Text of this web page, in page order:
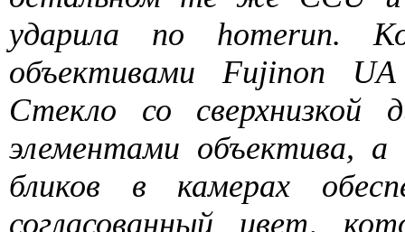
ударила по homerun.
объективами Fujinon
Стекло со сверхнизкой
элементами объектива,
бликов в камерах
согласованный цвет,